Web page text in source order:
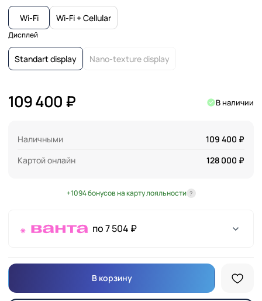
Wi-Fi Wi-Fi + Cellular
Дисплей
Standart display Nano-texture display
109 400 ₽ В наличии
Наличными
109 400 ₽
Картой онлайн
128 000 ₽
+1094 бонусов на карту лояльности ?
по 7 504 ₽
В корзину